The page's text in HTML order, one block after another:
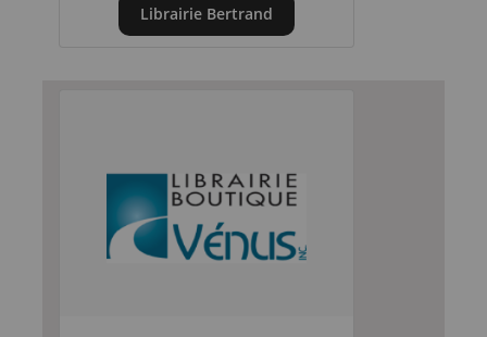
Librairie Bertrand